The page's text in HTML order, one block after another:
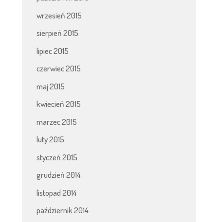
wrzesień 2015
sierpień 2015
lipiec 2015
czerwiec 2015
maj 2015
kwiecień 2015
marzec 2015
luty 2015
styczeń 2015
grudzień 2014
listopad 2014
październik 2014